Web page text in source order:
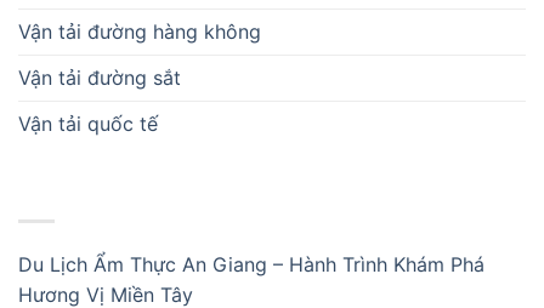
Vận tải đường hàng không
Vận tải đường sắt
Vận tải quốc tế
Du Lịch Ẩm Thực An Giang – Hành Trình Khám Phá
Hương Vị Miền Tây